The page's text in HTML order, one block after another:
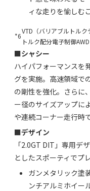
ィな走りを愉しむ
*6
VTD（バリアブルトル
トルク配分電子制御AWD
■シャシー
ハイパフォーマンスを
グを実施。高速領域で
の剛性を強化。さらに
ー径のサイズアップに
や連続コーナー走行時
■デザイン
「2.0GT DIT」専用デ
としたスポーティでプ
ガンメタリック塗
ンチアルミホイー